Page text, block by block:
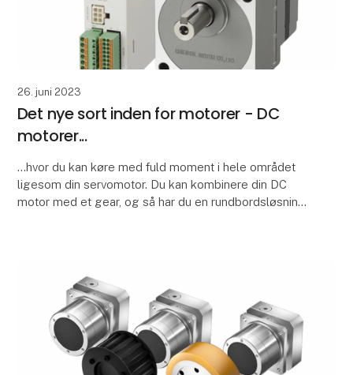
26. juni 2023
Det nye sort inden for motorer - DC
motorer...
...hvor du kan køre med fuld moment i hele området
ligesom din servomotor. Du kan kombinere din DC
motor med et gear, og så har du en rundbordsløsning.